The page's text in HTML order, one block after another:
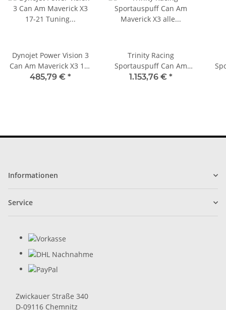
Dynojet Power Vision 3
Can Am Maverick X3 17-
21 Tuning PV3 Dyno
485,79 € *
Trinity Racing
Sportauspuff Can Am
Maverick X3 alle Modelle
1.153,76 € *
Informationen
Service
Zwickauer Straße 340
D-09116 Chemnitz